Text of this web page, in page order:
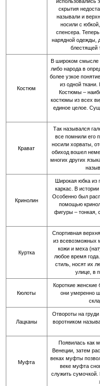
скрытия
называли и
носили с
спенсера.
нарядной одежды,
блестящей
Костюм
В широком смысле
либо народа в
более узкое
из одной
Костюмы –
костюмы из всех
единое целое.
Крават
Так назывался
все помнили его
носили хорваты,
обиход вошел
многих других
Кринолин
Широкая юбка из
каркас. В
Особенно был
помощью
фигуры – тонкая,
Куртка
Спортивная
из всевозможных
кожи и меха
любое время
стиль, носят их
улице, в
Кюлоты
Короткие
они умеренно
Лацканы
Отвороты на
воротником
Муфта
Появилась как
Венеции, затем
веках муфты
веке муфта
служить сумочкой.